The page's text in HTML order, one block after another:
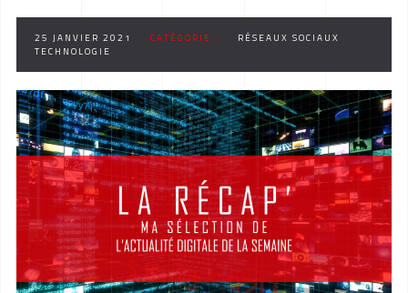
25 JANVIER 2021 CATÉGORIE :
RÉSEAUX SOCIAUX
TECHNOLOGIE